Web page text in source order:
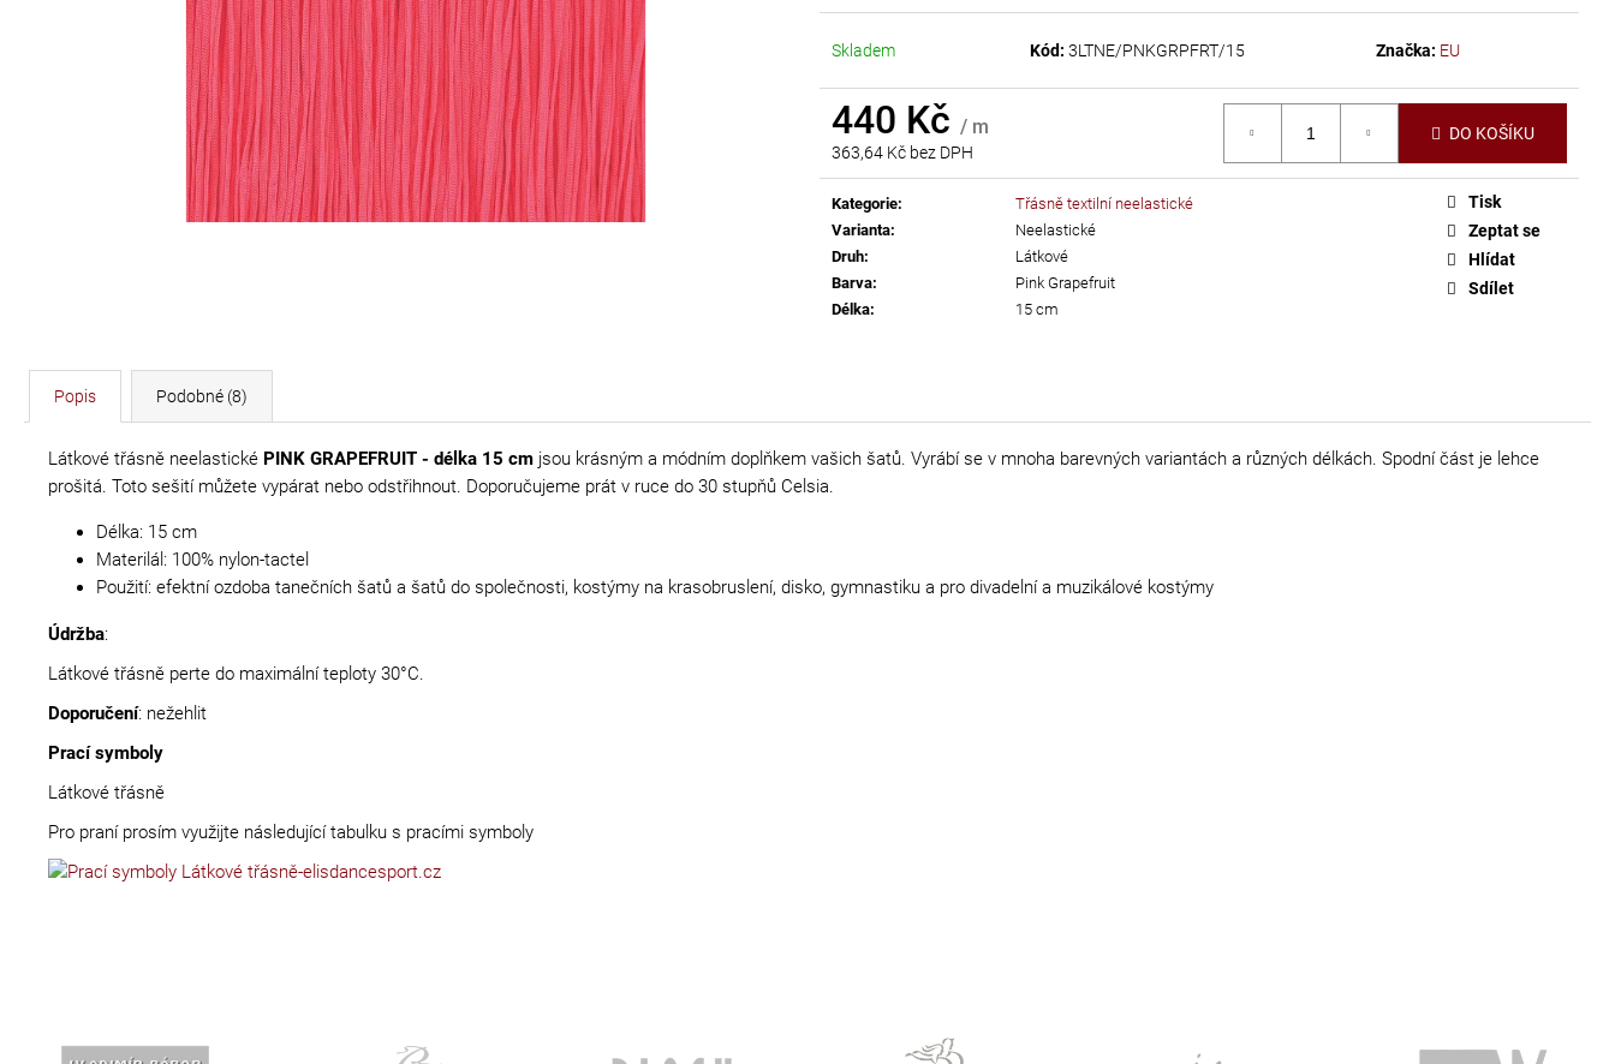
Skladem Kód: 3LTNE/PNKGRPFRT/15 Značka: EU
440 Kč / m
363,64 Kč bez DPH
Měrná
cena:
DO KOŠÍKU
Kategorie:
Třásně textilní neelastické
Varianta:
Neelastické
Druh:
Látkové
Barva:
Pink Grapefruit
Délka: 15 cm
Tisk
Zeptat se
Hlídat
Sdílet
Popis Podobné (8)
Látkové třásně neelastické PINK GRAPEFRUIT - délka 15 cm jsou krásným a módním doplňkem vašich šatů. Vyrábí se v mnoha barevných variantách a různých délkách. Spodní část je lehce
prošitá. Toto sešití můžete vypárat nebo odstřihnout. Doporučujeme prát v ruce do 30 stupňů Celsia.
Délka: 15 cm
Materilál: 100% nylon-tactel
Použití: efektní ozdoba tanečních šatů a šatů do společnosti, kostýmy na krasobruslení, disko, gymnastiku a pro divadelní a muzikálové kostýmy
Údržba:
Látkové třásně perte do maximální teploty 30°C.
Doporučení: nežehlit
Prací symboly
Látkové třásně
Pro praní prosím využijte následující tabulku s pracími symboly
DÉLKA 30 CM
620 Kč
AB
299 Kč